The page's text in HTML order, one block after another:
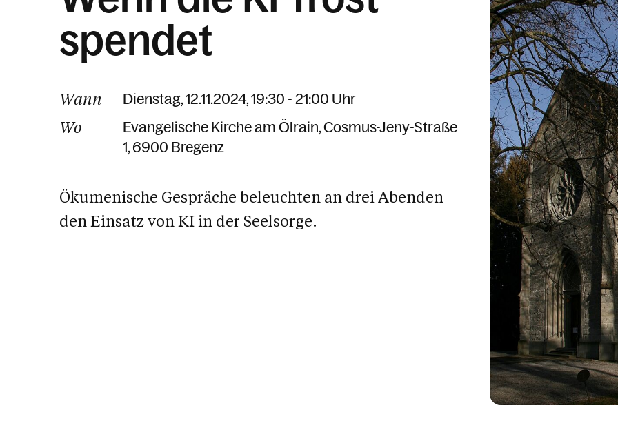
spendet
Wann Dienstag, 12.11.2024, 19:30 - 21:00 Uhr
Wo Evangelische Kirche am Ölrain Cosmus-Jeny-Straße
1 6900 Bregenz
Ökumenische Gespräche beleuchten an drei Abenden
den Einsatz von KI in der Seelsorge.